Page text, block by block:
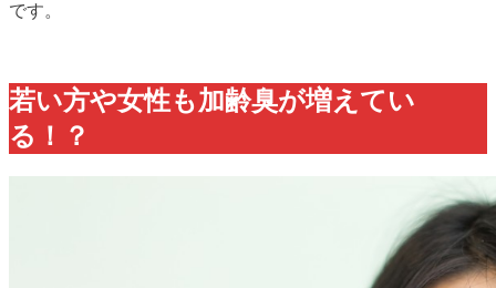
です。
若い方や女性も加齢臭が増えてい
る！？